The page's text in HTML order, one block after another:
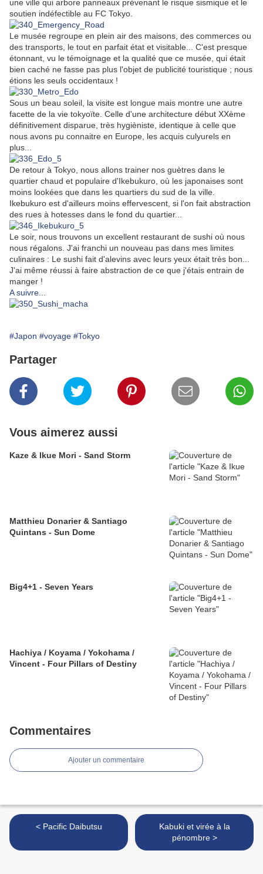
une ville qui arbore panneaux prévenant le risque sismique et le
soutien indéfectible au FC Tokyo.
Le musée regroupe en plein air des maisons, des commerces ou
des transports, le tout en parfait état et visitable... C'est presque
étonnant, vu le témoignage et la qualité que ce musée, qui était
bien caché ne fasse pas plus l'objet de publicité touristique ; nous
étions les seuls occidentaux !
Sous un beau soleil, la visite est longue mais montre une autre
facette de la vie tokyoïte. Celle d'une architecture début XXème
définitivement disparue, très hygièniste, identique à celle que
nous avons pu connaitre en Europe, les acquis culyurels en
plus...
De retour à Tokyo, nous allons trainer nos guètres dans le
quartier chaud et populaire d'Ikebukuro, où les japonaises sont
moins lookées que dans les quartiers du sud de la ville.
Ikebukuro est d'ailleurs moins effervescent, si l'on fait abstraction
des rues à hotesses dans le fond du quartier...
Le soir, nous trouvons un excellent restaurant de sushi où nous
nous régalons. J'ai franchi un nouveau pas dans mes limites
culinaires : Le sushi fait d'alevins avec leurs yeux était très bon...
J'ai même réussi à faire abstraction de ce que j'étais entrain de
manger !
A suivre...
#Japon #voyage #Tokyo
Partager
Vous aimerez aussi
Kaze & Ikue Mori - Sand Storm
Matthieu Donarier & Santiago
Quintans - Sun Dome
Big4+1 - Seven Years
Hachiya / Koyama / Yokohama /
Vincent - Four Pillars of Destiny
Commentaires
Ajouter un commentaire
< Pacific Daibutsu
Kabuki et virée à la
pénombre >